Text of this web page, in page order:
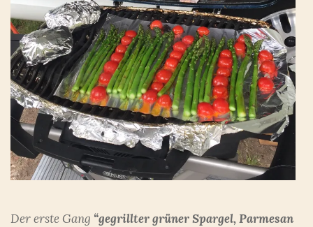
Der erste Gang “gegrillter grüner Spargel, Parmesan